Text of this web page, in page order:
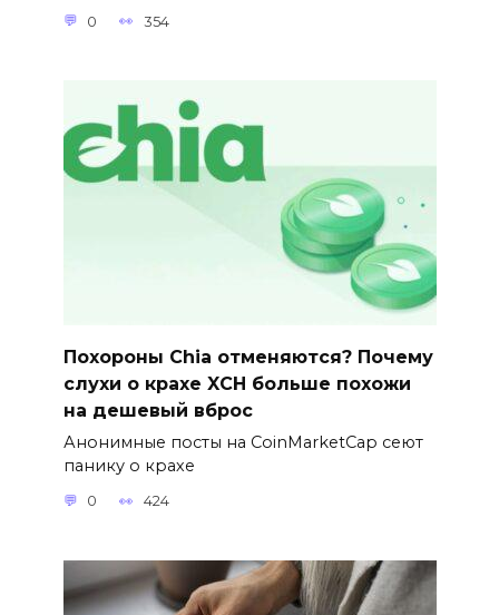
0 354
Похороны Chia отменяются? Почему
слухи о крахе XCH больше похожи
на дешевый вброс
Анонимные посты на CoinMarketCap сеют
панику о крахе
0 424